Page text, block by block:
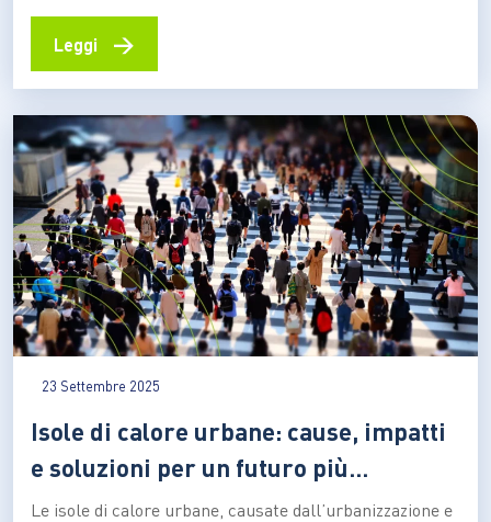
l’Università di Milano emergono dati inediti sull’impatto
degli interventi selvicolturali. La tecnologia Tree Talker
al cambiamento climatico e agli eventi estremi Quando
un anno…
Leggi →
23 Settembre 2025
Isole di calore urbane: cause, impatti
e soluzioni per un futuro più
sostenibile
Le isole di calore urbane, causate dall’urbanizzazione e